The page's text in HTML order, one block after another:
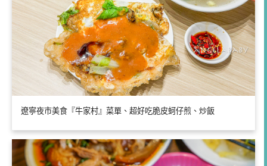
遼寧夜市美食『牛家村』菜單、超好吃脆皮蚵仔煎、炒飯